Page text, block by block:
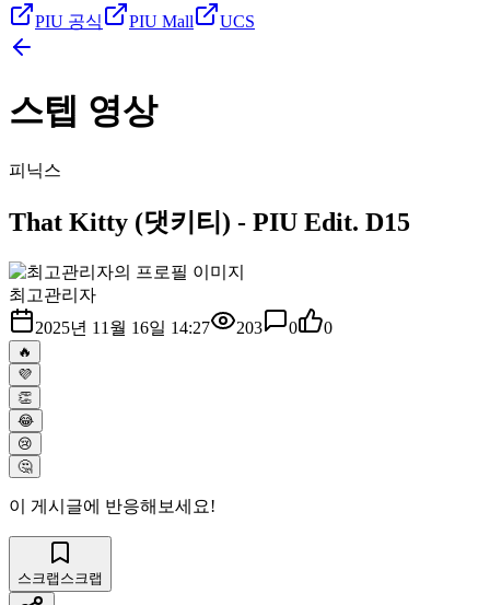
PIU 공식 PIU Mall UCS
스텝 영상
피닉스
That Kitty (댓키티) - PIU Edit. D15
최고관리자
2025년 11월 16일 14:27
203 0 0
🔥
💜
👏
😂
😢
🤔
이 게시글에 반응해보세요!
스크랩 스크랩